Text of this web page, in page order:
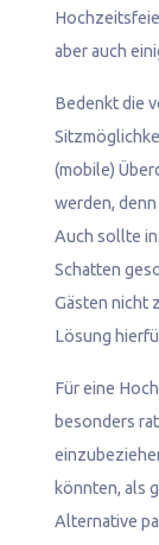
aber auch
Bedenkt die
(mobile)
werden,
Auch sollte
Schatten
Gästen nicht
Lösung
Für eine
besonders
könnten, als
Alternative